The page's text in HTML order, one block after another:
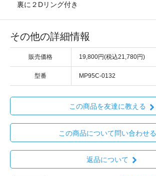
裏に２Dリング付き
その他の詳細情報
販売価格 19,800円(税込21,780円)
型番 MP95C-0132
この商品を友達に教える
この商品について問い合わせる
返品について